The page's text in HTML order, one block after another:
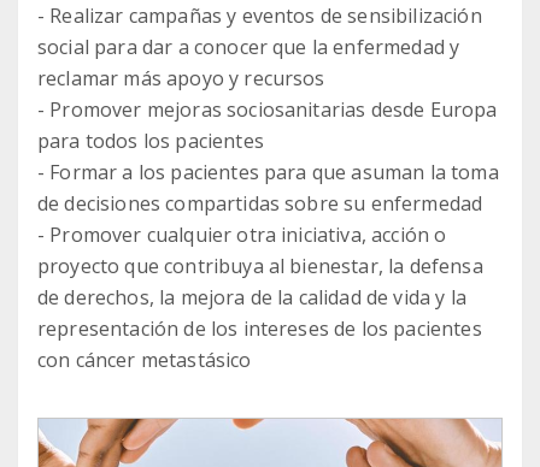
- Realizar campañas y eventos de sensibilización
social para dar a conocer que la enfermedad y
reclamar más apoyo y recursos
- Promover mejoras sociosanitarias desde Europa
para todos los pacientes
- Formar a los pacientes para que asuman la toma
de decisiones compartidas sobre su enfermedad
- Promover cualquier otra iniciativa, acción o
proyecto que contribuya al bienestar, la defensa
de derechos, la mejora de la calidad de vida y la
representación de los intereses de los pacientes
con cáncer metastásico